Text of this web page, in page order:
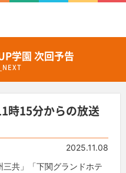
学園 次回予告
時15分からの放送
2025.11.08
共」「下関グランドホテ